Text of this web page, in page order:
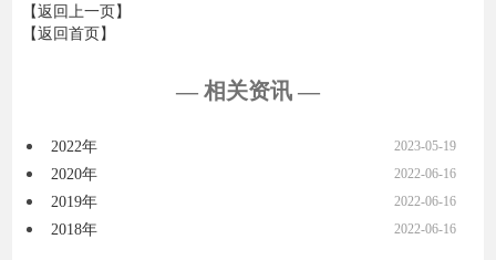
【返回上一页】
【返回首页】
— 相关资讯 —
2022年 2023-05-19
2020年 2022-06-16
2019年 2022-06-16
2018年 2022-06-16